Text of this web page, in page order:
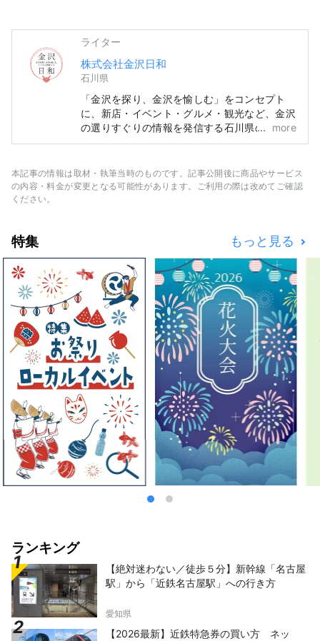
ライター
株式会社金沢日和
石川県
「金沢を探り、金沢を愉しむ」をコンセプト
に、新店・イベント・グルメ・観光など、金沢
の選りすぐりの情報を発信する石川県の地域情
報サイトです。「SmartNews」や「gooニュ
湾・香港・タイ・ベトナムなどの海外メディア
と連携して石川県の魅力を広く伝えています。
more
本記事の情報は取材・執筆当時のものです。記事公開後に商品やサービス
の内容・料金が変更となる可能性があります。ご利用の際は改めてご確認
ください。
特集 もっと見る
ランキング
【絶対迷わない／徒歩５分】新幹線「名古屋
駅」から「近鉄名古屋駅」への行き方
愛知県
【2026最新】近鉄特急券の買い方 ネッ